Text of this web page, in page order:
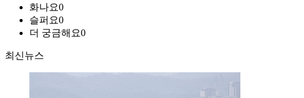
화나요0
슬퍼요0
더 궁금해요0
최신뉴스